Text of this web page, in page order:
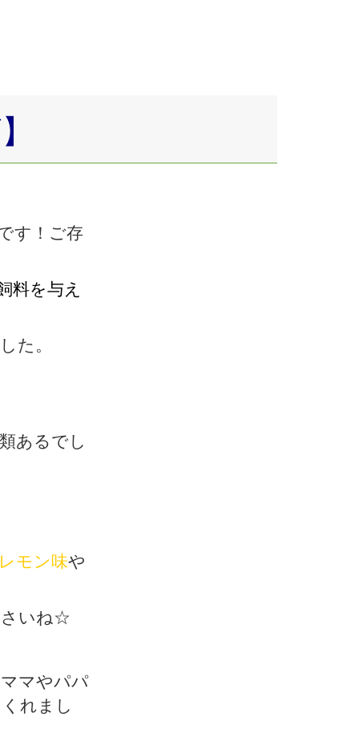
す！ご存
料を与え
た。
あるでし
モン味や
さいね☆
マやパパ
れまし